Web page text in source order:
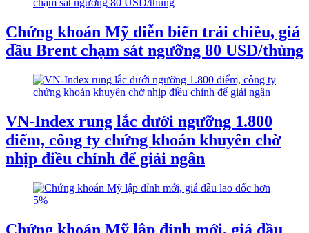
Chứng khoán Mỹ diễn biến trái chiều, giá
dầu Brent chạm sát ngưỡng 80 USD/thùng
VN-Index rung lắc dưới ngưỡng 1.800
điểm, công ty chứng khoán khuyên chờ
nhịp điều chỉnh để giải ngân
Chứng khoán Mỹ lập đỉnh mới, giá dầu